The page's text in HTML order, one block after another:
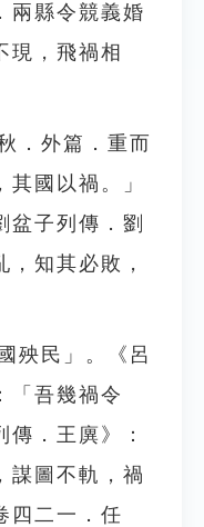
兩縣令競義婚
現，飛禍相
．外篇．重而
國以禍。」
盆子列傳．劉
知其必敗，
殃民」。《呂
「吾幾禍令
．王廙》：
謀圖不軌，禍
四二一．任